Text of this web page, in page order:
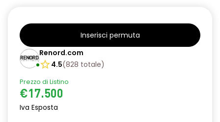
Inserisci permuta
Renord.com
4.5(828 totale)
Prezzo di Listino
€17.500
Iva Esposta